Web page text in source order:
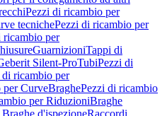
Pezzi di ricambio per
tecnichePezzi di ricambio per
ricambio per
GuarnizioniTappi di
Silent-ProTubiPezzi di
di ricambio per
per CurveBraghePezzi di ricambio
per RiduzioniBraghe
d'ispezioneRaccordi